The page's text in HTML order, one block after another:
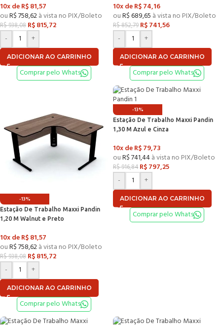
10x deR$81,57
ouR$758,62à vista no PIX/Boleto
R$938,08 R$815,72
-
+
ADICIONAR AO CARRINHO
Comprar pelo Whats
10x deR$74,16
ouR$689,65 à vista no PIX/Boleto
R$852,79 R$741,56
-
+
ADICIONAR AO CARRINHO
Comprar pelo Whats
-13%
Estação De Trabalho Maxxi Pandin
1,20 M Walnut e Preto
10x deR$81,57
ouR$758,62à vista no PIX/Boleto
R$938,08 R$815,72
-
+
ADICIONAR AO CARRINHO
Comprar pelo Whats
-13%
Estação De Trabalho Maxxi Pandin
1,30 M Azul e Cinza
10x deR$79,73
ouR$741,44à vista no PIX/Boleto
R$916,84 R$797,25
-
+
ADICIONAR AO CARRINHO
Comprar pelo Whats